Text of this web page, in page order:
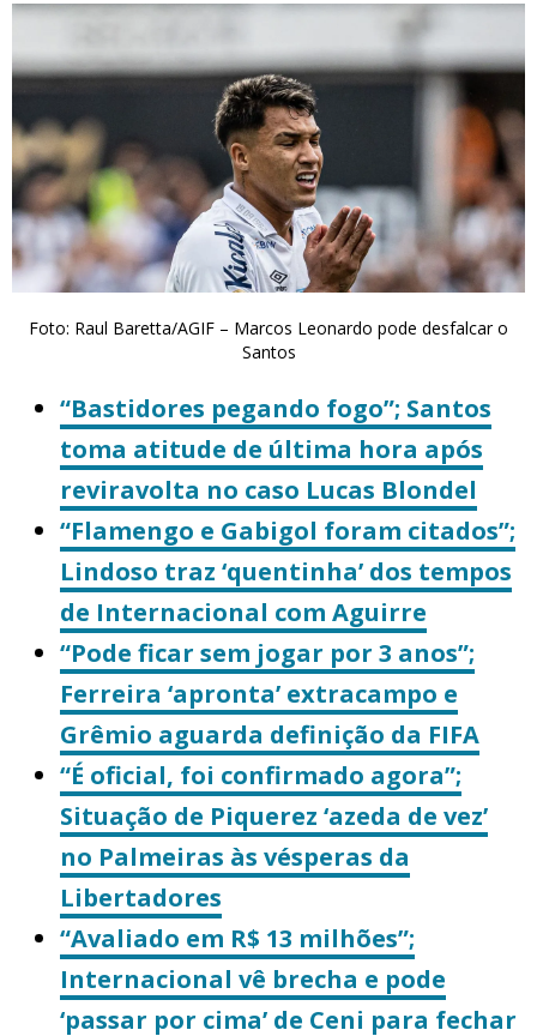
Foto: Raul Baretta/AGIF – Marcos Leonardo pode desfalcar o
Santos
“Bastidores pegando fogo”; Santos
toma atitude de última hora após
reviravolta no caso Lucas Blondel
“Flamengo e Gabigol foram citados”;
Lindoso traz ‘quentinha’ dos tempos
de Internacional com Aguirre
“Pode ficar sem jogar por 3 anos”;
Ferreira ‘apronta’ extracampo e
Grêmio aguarda definição da FIFA
“É oficial, foi confirmado agora”;
Situação de Piquerez ‘azeda de vez’
no Palmeiras às vésperas da
Libertadores
“Avaliado em R$ 13 milhões”;
Internacional vê brecha e pode
‘passar por cima’ de Ceni para fechar